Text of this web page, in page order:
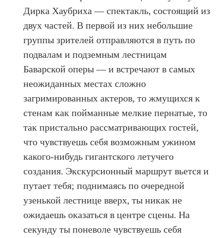
Дирка Хаубриха — спектакль, состоящий из
двух частей. В первой из них небольшие
группы зрителей отправляются в путь по
подвалам и подземным лестницам
Баварской оперы — и встречают в самых
неожиданных местах сложно
загримированных актеров, то жмущихся к
стенам как пойманные мелкие пернатые, то
так пристально рассматривающих гостей,
что чувствуешь себя возможным ужином
какого-нибудь гигантского летучего
создания. Экскурсионный маршрут вьется и
путает тебя; поднимаясь по очередной
узенькой лестнице вверх, ты никак не
ожидаешь оказаться в центре сцены. На
секунду ты поневоле чувствуешь себя